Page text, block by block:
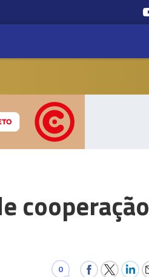
cooperação
0